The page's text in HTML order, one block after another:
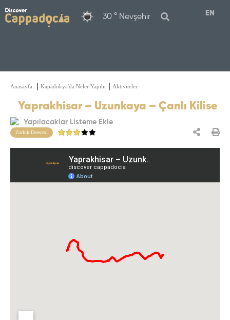
30 ° Nevşehir EN
Anasayfa Kapadokya'da Neler Yapılır Aktiviteler
Yaprakhisar – Uzunkaya – Çanlı Kilise
Yapılacaklar Listeme Ekle
Zorluk Derecesi